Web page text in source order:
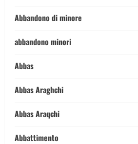
Abbandono di minore
abbandono minori
Abbas
Abbas Araghchi
Abbas Araqchi
Abbattimento